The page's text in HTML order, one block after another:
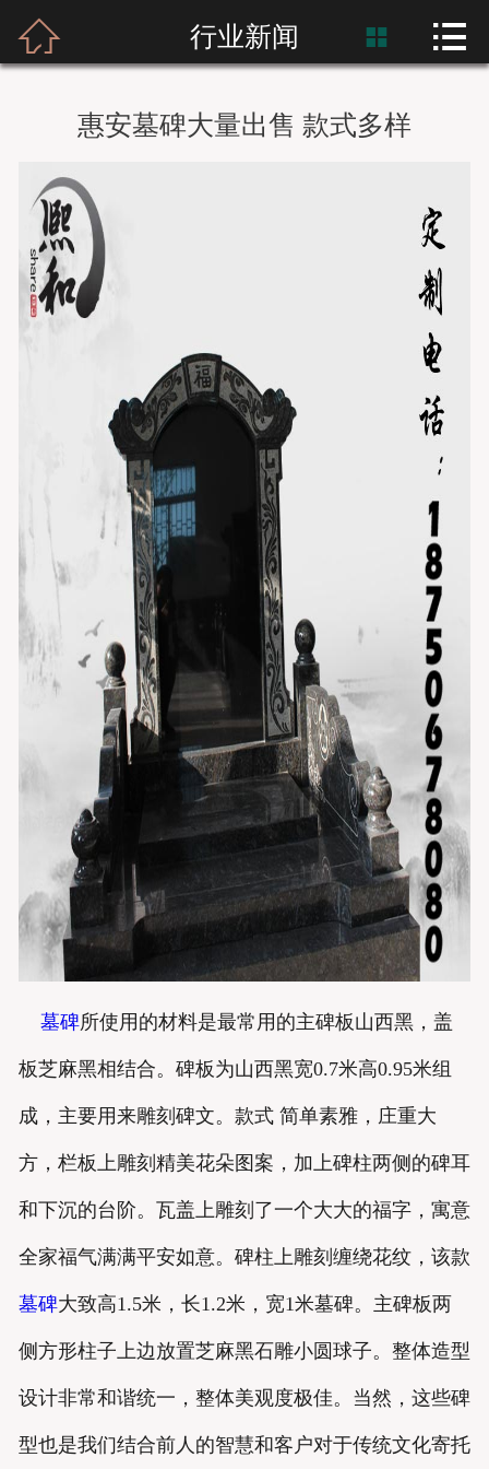
首页
新闻资讯
 行业新闻  
惠安墓碑大量出售 款式多样
墓碑所使用的材料是最常用的主碑板山西黑，盖
板芝麻黑相结合。碑板为山西黑宽0.7米高0.95米组
成，主要用来雕刻碑文。款式 简单素雅，庄重大
方，栏板上雕刻精美花朵图案，加上碑柱两侧的碑耳
和下沉的台阶。瓦盖上雕刻了一个大大的福字，寓意
全家福气满满平安如意。碑柱上雕刻缠绕花纹，该款
墓碑大致高1.5米，长1.2米，宽1米墓碑。主碑板两
侧方形柱子上边放置芝麻黑石雕小圆球子。整体造型
设计非常和谐统一，整体美观度极佳。当然，这些碑
型也是我们结合前人的智慧和客户对于传统文化寄托